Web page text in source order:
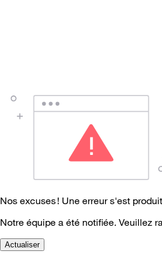
Nos excuses ! Une erreur s'est
Notre équipe a été notifiée. Veuillez
Actualiser